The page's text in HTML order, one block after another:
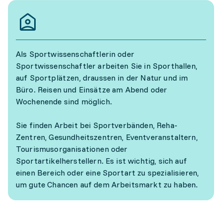
Als Sportwissenschaftlerin oder
Sportwissenschaftler arbeiten Sie in Sporthallen,
auf Sportplätzen, draussen in der Natur und im
Büro. Reisen und Einsätze am Abend oder
Wochenende sind möglich.
Sie finden Arbeit bei Sportverbänden, Reha-
Zentren, Gesundheitszentren, Eventveranstaltern,
Tourismusorganisationen oder
Sportartikelherstellern. Es ist wichtig, sich auf
einen Bereich oder eine Sportart zu spezialisieren,
um gute Chancen auf dem Arbeitsmarkt zu haben.